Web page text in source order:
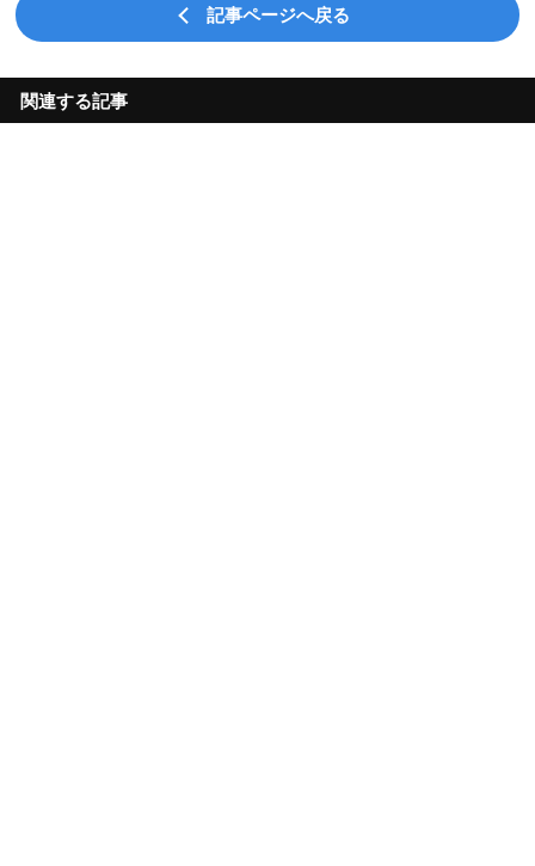
記事ページへ戻る
関連する記事